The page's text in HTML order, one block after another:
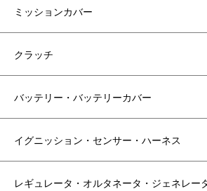
ミッションカバー
クラッチ
バッテリー・バッテリーカバー
イグニッション・センサー・ハーネス
レギュレータ・オルタネータ・ジェネレー